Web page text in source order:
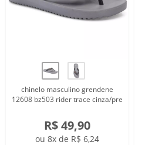
chinelo masculino grendene
12608 bz503 rider trace cinza/pre
R$ 49,90
ou 8x de R$ 6,24